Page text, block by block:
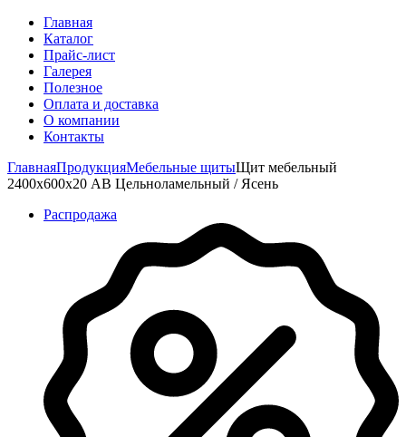
Главная
Каталог
Прайс-лист
Галерея
Полезное
Оплата и доставка
О компании
Контакты
ГлавнаяПродукцияМебельные щитыЩит мебельный
2400х600х20 АВ Цельноламельный / Ясень
Распродажа